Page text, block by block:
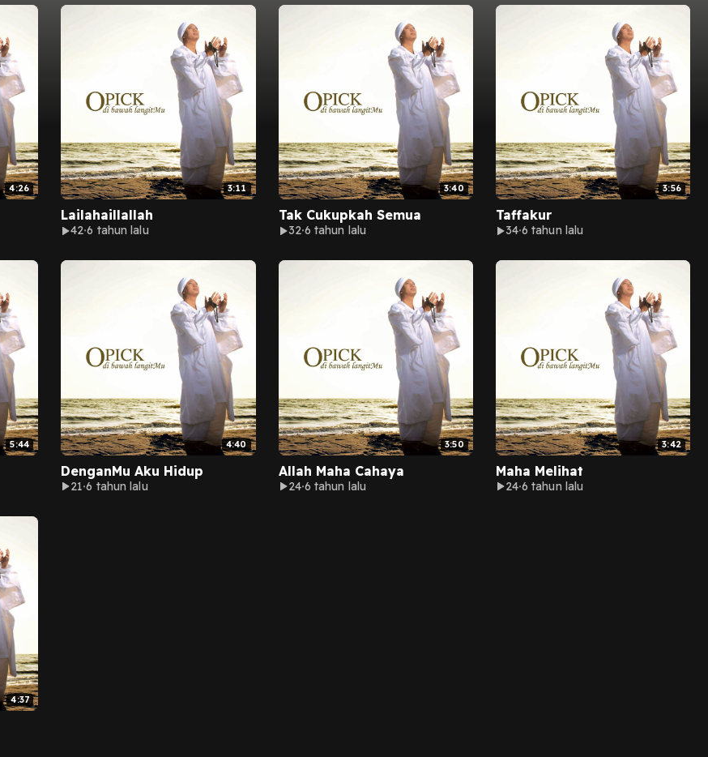
4:26 3:11
Lailahaillallah
42 6 tahun lalu
3:40
Tak Cukupkah Semua
32 6 tahun lalu
3:56
Taffakur
34 6 tahun lalu
5:44 4:40
DenganMu Aku Hidup
21 6 tahun lalu
3:50
Allah Maha Cahaya
24 6 tahun lalu
3:42
Maha Melihat
24 6 tahun lalu
4:37